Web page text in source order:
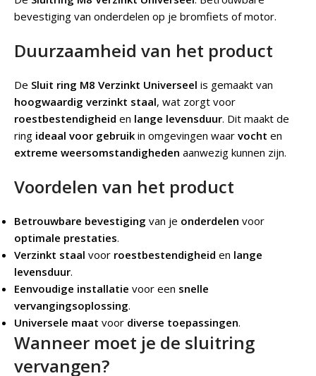
bevestiging van onderdelen op je bromfiets of motor.
Duurzaamheid van het product
De Sluit ring M8 Verzinkt Universeel is gemaakt van
hoogwaardig verzinkt staal, wat zorgt voor
roestbestendigheid en lange levensduur. Dit maakt de
ring ideaal voor gebruik in omgevingen waar vocht en
extreme weersomstandigheden aanwezig kunnen zijn.
Voordelen van het product
Betrouwbare bevestiging van je onderdelen voor
optimale prestaties.
Verzinkt staal voor roestbestendigheid en lange
levensduur.
Eenvoudige installatie voor een snelle
vervangingsoplossing.
Universele maat voor diverse toepassingen.
Wanneer moet je de sluitring
vervangen?